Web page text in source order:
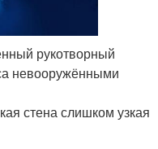
рукотворный
невооружёнными
стена слишком узкая